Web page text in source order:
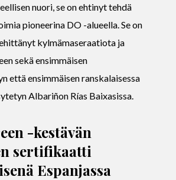
nuori, se on ehtinyt tehdä
pioneerina DO -alueella. Se on
kylmämaseraatiota ja
sekä ensimmäisen
että ensimmäisen ranskalaisessa
Albariñon Rías Baixasissa.
-kestävän
sertifikaatti
Espanjassa